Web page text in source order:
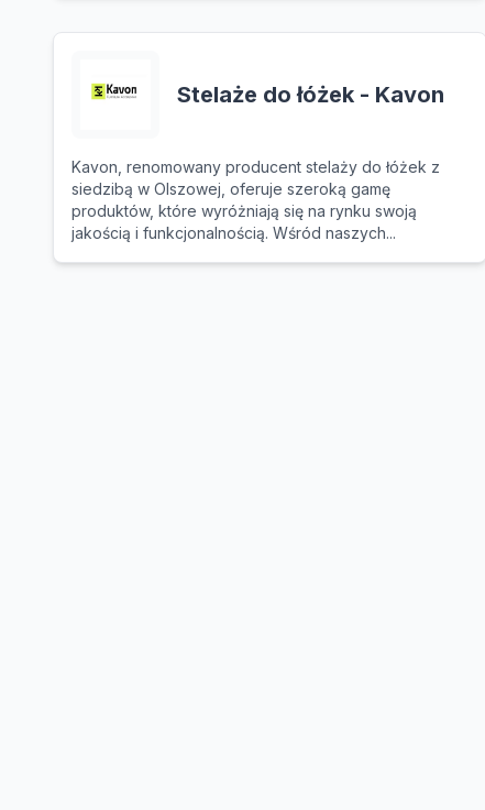
Stelaże do łóżek - Kavon
Kavon, renomowany producent stelaży do łóżek z
siedzibą w Olszowej, oferuje szeroką gamę
produktów, które wyróżniają się na rynku swoją
jakością i funkcjonalnością. Wśród naszych...